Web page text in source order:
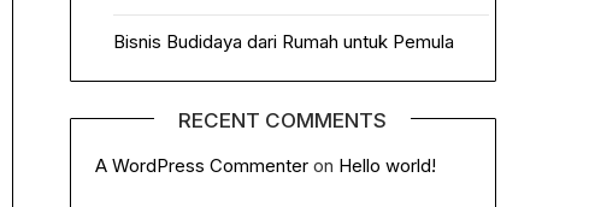
Bisnis Budidaya dari Rumah untuk Pemula
RECENT COMMENTS
A WordPress Commenteron Hello world!